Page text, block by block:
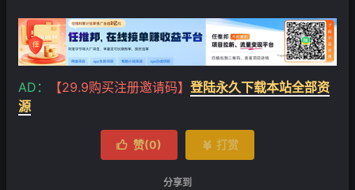
AD： 【29.9购买注册邀请码】 登陆永久下载本站全部资
源
 赞(0)  打赏
分享到